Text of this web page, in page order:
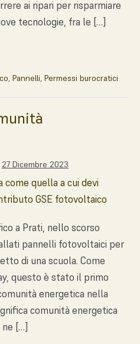
ai ripari per risparmiare
tecnologie, fra le […]
, Pannelli, Permessi burocratici
27 Dicembre 2023
a Prati, nello scorso
pannelli fotovoltaici per
di una scuola. Come
questo è stato il primo
energetica nella
comunità energetica
ne […]